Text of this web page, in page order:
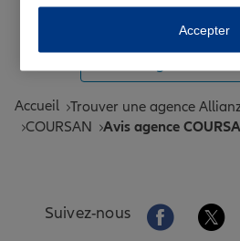
Accueil Trouver une agence
COURSAN
Avis agence
Suivez-nous Aller sur la
Accepter